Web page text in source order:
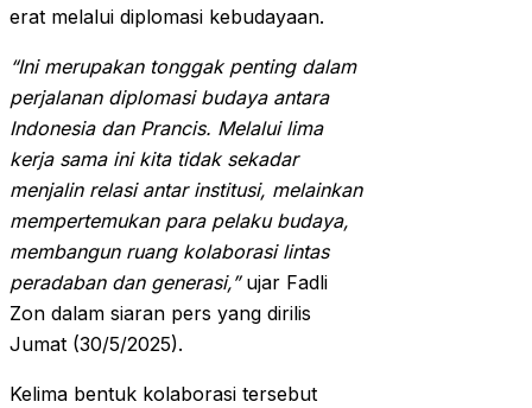
erat melalui diplomasi kebudayaan.
“Ini merupakan tonggak penting dalam
perjalanan diplomasi budaya antara
Indonesia dan Prancis. Melalui lima
kerja sama ini kita tidak sekadar
menjalin relasi antar institusi, melainkan
mempertemukan para pelaku budaya,
membangun ruang kolaborasi lintas
peradaban dan generasi,”ujar Fadli
Zon dalam siaran pers yang dirilis
Jumat (30/5/2025).
Kelima bentuk kolaborasi tersebut